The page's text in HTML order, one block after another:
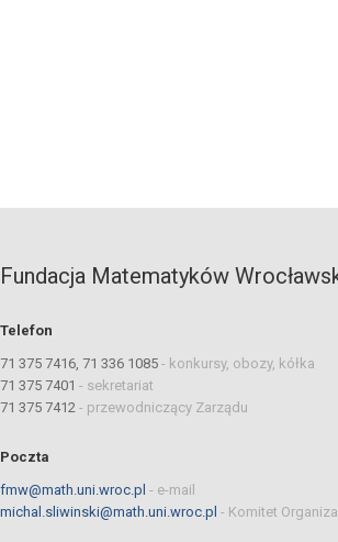
Fundacja Matematyków
Telefon
71 375 7416, 71 336 1085 - konkursy, obozy, kółka
71 375 7401 - sekretariat
71 375 7412 - przewodniczący Zarządu
Poczta
fmw@math.uni.wroc.pl - e-mail
michal.sliwinski@math.uni.wroc.pl - Komitet